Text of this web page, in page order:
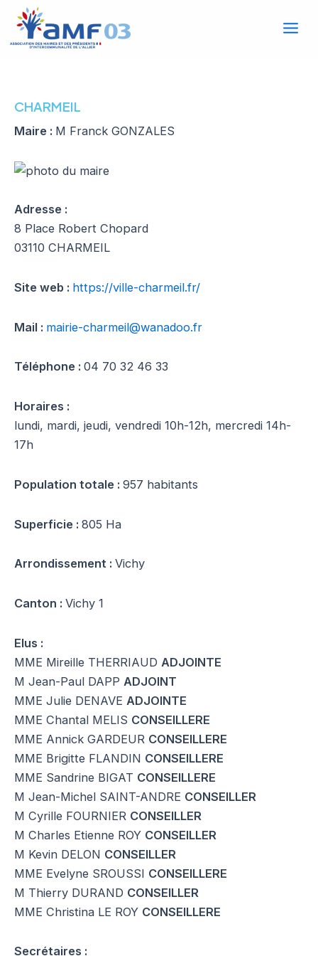
Aller
contenu
CHARMEIL
Maire : M Franck GONZALES
Adresse :
8 Place Robert Chopard
03110 CHARMEIL
Site web : https://ville-charmeil.fr/
Mail : mairie-charmeil@wanadoo.fr
Téléphone : 04 70 32 46 33
Horaires :
lundi, mardi, jeudi, vendredi 10h-12h, mercredi 14h-
17h
Population totale : 957 habitants
Superficie : 805 Ha
Arrondissement : Vichy
Canton : Vichy 1
Elus :
MME Mireille THERRIAUD ADJOINTE
M Jean-Paul DAPP ADJOINT
MME Julie DENAVE ADJOINTE
MME Chantal MELIS CONSEILLERE
MME Annick GARDEUR CONSEILLERE
MME Brigitte FLANDIN CONSEILLERE
MME Sandrine BIGAT CONSEILLERE
M Jean-Michel SAINT-ANDRE CONSEILLER
M Cyrille FOURNIER CONSEILLER
M Charles Etienne ROY CONSEILLER
M Kevin DELON CONSEILLER
MME Evelyne SROUSSI CONSEILLERE
M Thierry DURAND CONSEILLER
MME Christina LE ROY CONSEILLERE
Secrétaires :